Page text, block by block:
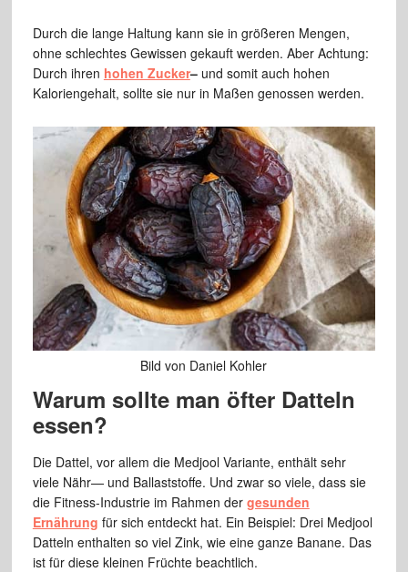
Durch die lange Haltung kann sie in größeren Mengen,
ohne schlechtes Gewissen gekauft werden. Aber Achtung:
Durch ihren hohen Zucker–und somit auch hohen
Kaloriengehalt, sollte sie nur in Maßen genossen werden.
Bild von Daniel Kohler
Warum sollte man öfter Datteln
essen?
Die Dattel, vor allem die Medjool Variante, enthält sehr
viele Nähr— und Ballaststoffe. Und zwar so viele, dass sie
die Fitness-Industrie im Rahmen der gesunden
Ernährung für sich entdeckt hat. Ein Beispiel: Drei Medjool
Datteln enthalten so viel Zink, wie eine ganze Banane. Das
ist für diese kleinen Früchte beachtlich.